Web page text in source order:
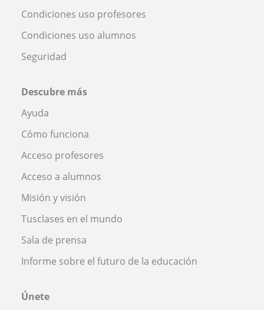
Condiciones uso profesores
Condiciones uso alumnos
Seguridad
Descubre más
Ayuda
Cómo funciona
Acceso profesores
Acceso a alumnos
Misión y visión
Tusclases en el mundo
Sala de prensa
Informe sobre el futuro de la educación
Únete